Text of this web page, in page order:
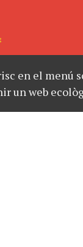
en el menú
un web